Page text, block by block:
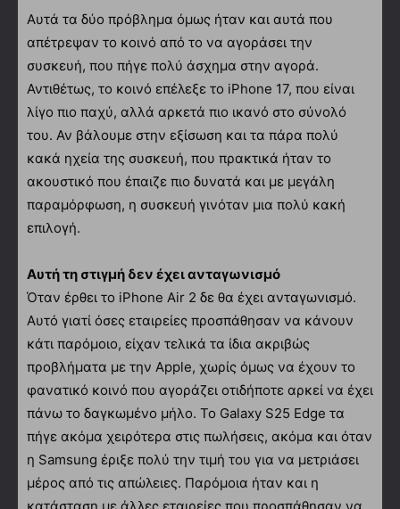
Αυτά τα δύο πρόβλημα όμως ήταν και αυτά που
απέτρεψαν το κοινό από το να αγοράσει την
συσκευή, που πήγε πολύ άσχημα στην αγορά.
Αντιθέτως, το κοινό επέλεξε το iPhone 17, που είναι
λίγο πιο παχύ, αλλά αρκετά πιο ικανό στο σύνολό
του. Αν βάλουμε στην εξίσωση και τα πάρα πολύ
κακά ηχεία της συσκευή, που πρακτικά ήταν το
ακουστικό που έπαιζε πιο δυνατά και με μεγάλη
παραμόρφωση, η συσκευή γινόταν μια πολύ κακή
επιλογή.
Αυτή τη στιγμή δεν έχει ανταγωνισμό
Όταν έρθει το iPhone Air 2 δε θα έχει ανταγωνισμό.
Αυτό γιατί όσες εταιρείες προσπάθησαν να κάνουν
κάτι παρόμοιο, είχαν τελικά τα ίδια ακριβώς
προβλήματα με την Apple, χωρίς όμως να έχουν το
φανατικό κοινό που αγοράζει οτιδήποτε αρκεί να έχει
πάνω το δαγκωμένο μήλο. Το Galaxy S25 Edge τα
πήγε ακόμα χειρότερα στις πωλήσεις, ακόμα και όταν
η Samsung έριξε πολύ την τιμή του για να μετριάσει
μέρος από τις απώλειες. Παρόμοια ήταν και η